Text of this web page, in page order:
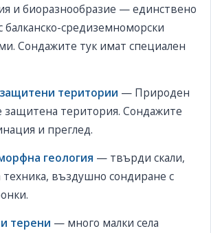
и биоразнообразие — единствено
балканско-средиземноморски
Сондажите тук имат специален
територии — Природен
защитена територия. Сондажите
и преглед.
геология — твърди скали,
въздушно сондиране с
терени — много малки села